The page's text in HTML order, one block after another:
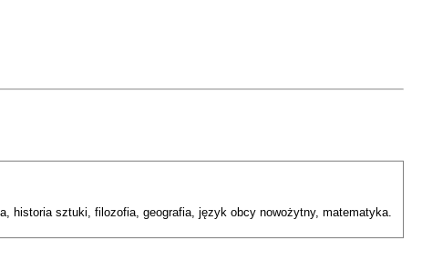
historia sztuki, filozofia, geografia, język obcy nowożytny, matematyka.